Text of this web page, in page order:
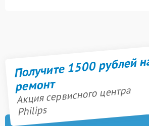
Получите 1500 рублей
ремонт
Акция сервисного центра
Philips